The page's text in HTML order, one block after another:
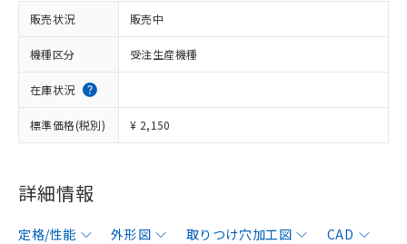
販売状況 販売中
機種区分 受注生産機種
在庫状況
標準価格(税別) ¥ 2,150
詳細情報
定格/性能 外形図 取りつけ穴加工図
CAD